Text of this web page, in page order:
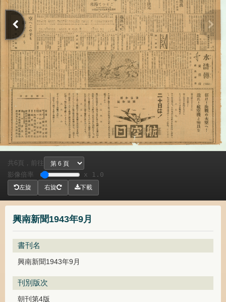
興南新聞1943年9月
書刊名
興南新聞1943年9月
刊別版次
朝刊第4版
共 6頁，
前往
影像倍率
x 1.0
左旋 右旋 下載